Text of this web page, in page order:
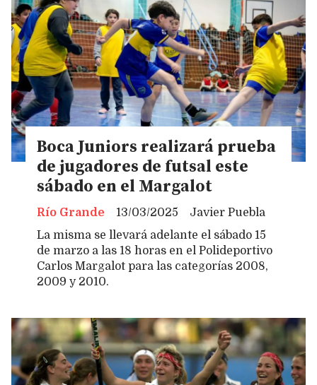
Boca Juniors realizará prueba
de jugadores de futsal este
sábado en el Margalot
Javier Puebla
Río Grande
13/03/2025
La misma se llevará adelante el sábado 15
de marzo a las 18 horas en el Polideportivo
Carlos Margalot para las categorías 2008,
2009 y 2010.